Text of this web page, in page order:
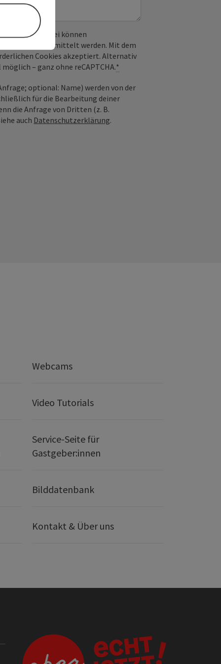
Dabei können
an Google übermittelt werden. Mit dem
Cookies akzeptiert. Alternativ
– ganz ohne reCAPTCHA.*
optional: Name) werden von der
für die Bearbeitung deiner
die Anfrage von Dritten (z. B.
auch Datenschutzerklärung.
Webcams
Video Tutorials
Service-Seite für
Gastgeber:innen
Bilddatenbank
Kontakt & Über uns